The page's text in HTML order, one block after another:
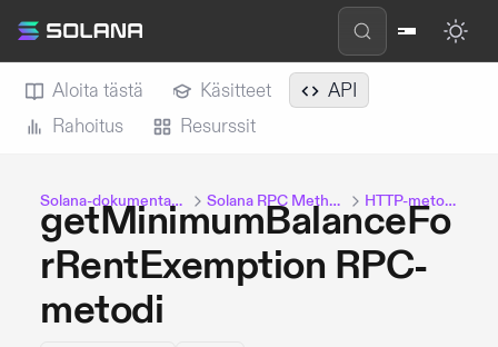
Aloita tästä Käsitteet
API
Rahoitus
Resurssit
Solana-dokumentaatio Solana RPC Methods HTTP-metodit
getMinimumBalanceFo
rRentExemption RPC-
metodi